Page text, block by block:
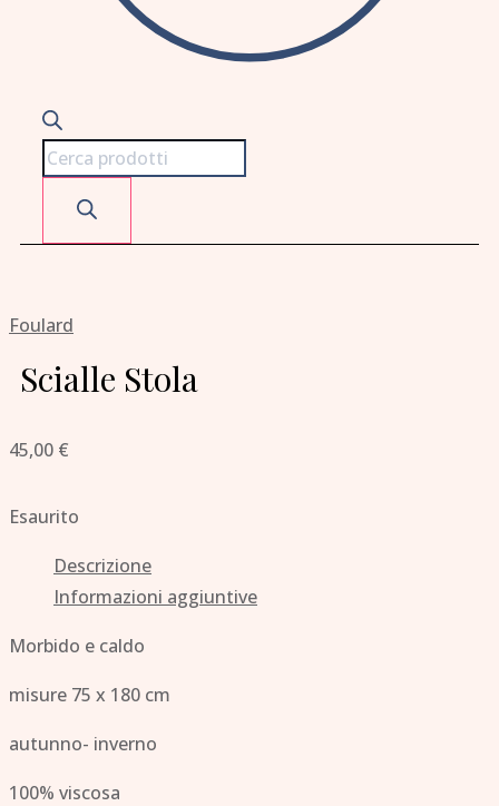
Foulard
Scialle Stola
45,00 €
Esaurito
Descrizione
Informazioni aggiuntive
Morbido e caldo
misure 75 x 180 cm
autunno- inverno
100% viscosa